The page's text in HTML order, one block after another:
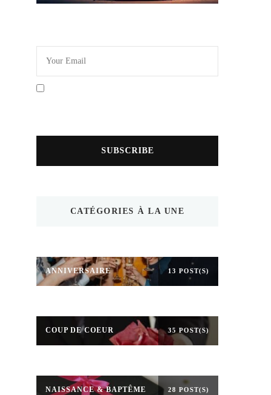
CATÉGORIES À LA UNE
ANNIVERSAIRE 13 POST(S)
COUP DE COEUR 35 POST(S)
NAISSANCE & BAPTÊME 28 POST(S)